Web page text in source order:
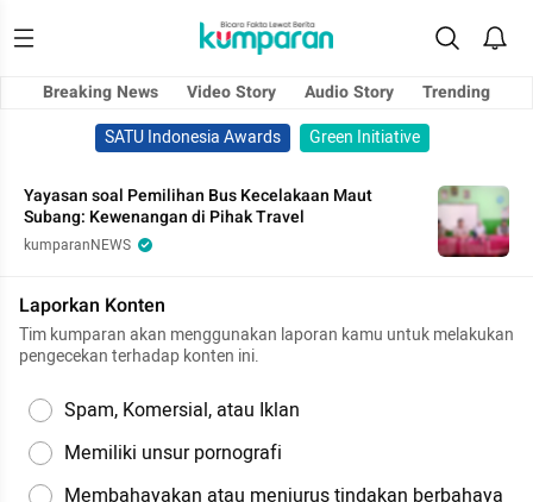
Breaking News Video Story Audio Story
Trending
SATU Indonesia Awards
Green Initiative
Yayasan soal Pemilihan Bus Kecelakaan Maut
Subang: Kewenangan di Pihak Travel
kumparanNEWS
Laporkan Konten
Tim kumparan akan menggunakan laporan kamu untuk melakukan
pengecekan terhadap konten ini.
Spam, Komersial, atau Iklan
Memiliki unsur pornografi
Membahayakan atau menjurus tindakan berbahaya